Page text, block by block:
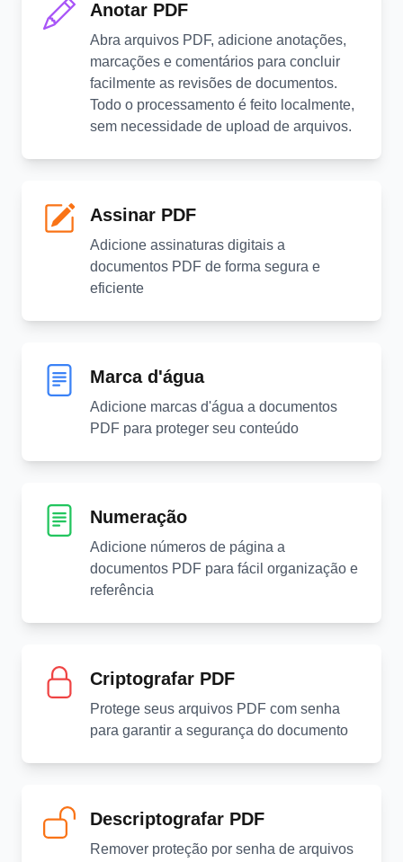
Anotar PDF
Abra arquivos PDF, adicione anotações,
marcações e comentários para concluir
facilmente as revisões de documentos.
Todo o processamento é feito localmente,
sem necessidade de upload de arquivos.
Assinar PDF
Adicione assinaturas digitais a
documentos PDF de forma segura e
eficiente
Marca d'água
Adicione marcas d'água a documentos
PDF para proteger seu conteúdo
Numeração
Adicione números de página a
documentos PDF para fácil organização e
referência
Criptografar PDF
Protege seus arquivos PDF com senha
para garantir a segurança do documento
Descriptografar PDF
Remover proteção por senha de arquivos